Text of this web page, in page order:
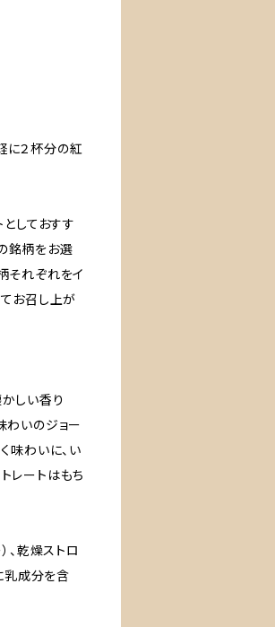
に２杯分の紅
しておすす
銘柄をお選
それぞれをイ
お召し上が
しい香り
わいのジョー
味わいに、い
レートはもち
、乾燥ストロ
乳成分を含